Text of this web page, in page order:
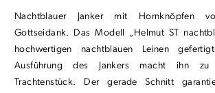
Nachtblauer Janker mit Hornknöpfen
Gottseidank. Das Modell „Helmut ST
hochwertigen nachtblauen Leinen
Ausführung des Jankers macht ihn zu
Trachtenstück. Der gerade Schnitt